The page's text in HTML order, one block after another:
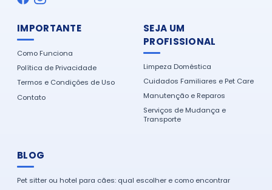
IMPORTANTE
Como Funciona
Política de Privacidade
Termos e Condições de Uso
Contato
SEJA UM
PROFISSIONAL
Limpeza Doméstica
Cuidados Familiares e Pet Care
Manutenção e Reparos
Serviços de Mudança e
Transporte
BLOG
Pet sitter ou hotel para cães: qual escolher e como encontrar